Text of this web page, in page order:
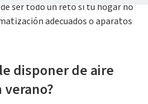
ser todo un reto si tu hogar no
adecuados o aparatos
disponer de aire